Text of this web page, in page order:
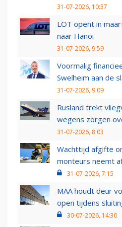
31-07-2026, 10:37
LOT opent in
naar Hanoi
31-07-2026, 9:59
Voormalig
Swelheim aan de
31-07-2026, 9:09
Rusland trekt
wegens zorgen
31-07-2026, 8:03
Wachttijd afgifte
monteurs neemt
31-07-2026, 7:15
MAA houdt deur
open tijdens
30-07-2026, 14:30